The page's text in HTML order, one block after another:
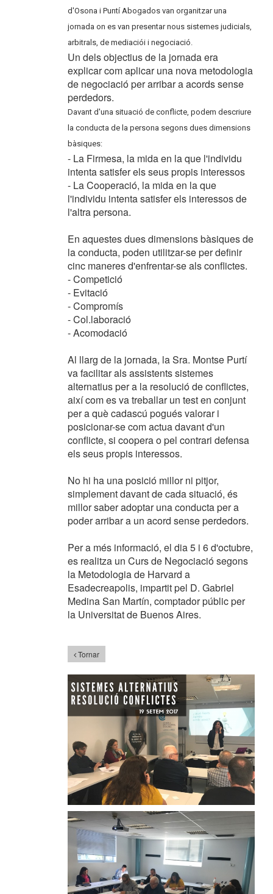
d'Osona i Puntí Abogados van organitzar una
jornada on es van presentar nous sistemes judicials,
arbitrals, de mediaciói i negociació.
Un dels objectius de la jornada era
explicar com aplicar una nova metodologia
de negociació per arribar a acords sense
perdedors.
Davant d'una situació de conflicte, podem descriure
la conducta de la persona segons dues dimensions
bàsiques:
- La Firmesa, la mida en la que l'individu
intenta satisfer els seus propis interessos
- La Cooperació, la mida en la que
l'individu intenta satisfer els interessos de
l'altra persona.
En aquestes dues dimensions bàsiques de
la conducta, poden utilitzar-se per definir
cinc maneres d'enfrentar-se als conflictes.
- Competició
- Evitació
- Compromís
- Col.laboració
- Acomodació
Al llarg de la jornada, la Sra. Montse Purtí
va facilitar als assistents sistemes
alternatius per a la resolució de conflictes,
així com es va treballar un test en conjunt
per a què cadascú pogués valorar i
posicionar-se com actua davant d'un
conflicte, si coopera o pel contrari defensa
els seus propis interessos.
No hi ha una posició millor ni pitjor,
simplement davant de cada situació, és
millor saber adoptar una conducta per a
poder arribar a un acord sense perdedors.
Per a més informació, el dia 5 i 6 d'octubre,
es realitza un Curs de Negociació segons
la Metodologia de Harvard a
Esadecreapolis, impartit pel D. Gabriel
Medina San Martín, comptador públic per
la Universitat de Buenos Aires.
Tornar